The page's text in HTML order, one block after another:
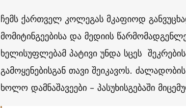
ჩემს ქართველ კოლეგას მკაფიოდ
მომიტინგეებისა და მედიის
ხელისუფლებამ პატივი უნდა სცეს
გამოყენებისგან თავი შეიკავოს.
ხოლო დამნაშავეები – პასუხისგებაში